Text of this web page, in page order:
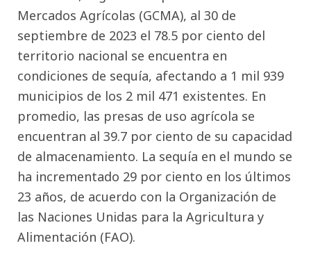
Mercados Agrícolas (GCMA), al 30 de
septiembre de 2023 el 78.5 por ciento del
territorio nacional se encuentra en
condiciones de sequía, afectando a 1 mil 939
municipios de los 2 mil 471 existentes. En
promedio, las presas de uso agrícola se
encuentran al 39.7 por ciento de su capacidad
de almacenamiento. La sequía en el mundo se
ha incrementado 29 por ciento en los últimos
23 años, de acuerdo con la Organización de
las Naciones Unidas para la Agricultura y
Alimentación (FAO).